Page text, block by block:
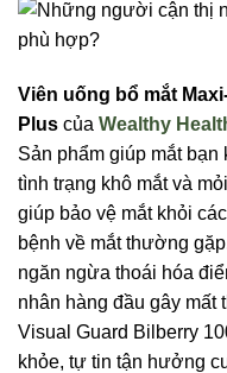
Viên uống bổ mắt
Plus của Wealthy
Sản phẩm giúp mắt
tình trạng khô mắt và
giúp bảo vệ mắt khỏi
bệnh về mắt thường
ngăn ngừa thoái hóa
nhân hàng đầu gây
Visual Guard Bilberry
khỏe, tự tin tận hưởng